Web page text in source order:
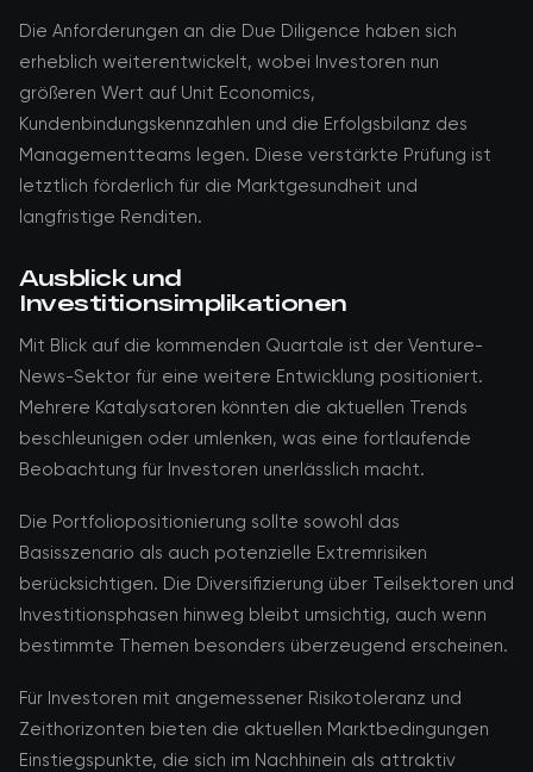
Die Anforderungen an die Due Diligence haben sich
erheblich weiterentwickelt, wobei Investoren nun
größeren Wert auf Unit Economics,
Kundenbindungskennzahlen und die Erfolgsbilanz des
Managementteams legen. Diese verstärkte Prüfung ist
letztlich förderlich für die Marktgesundheit und
langfristige Renditen.
Ausblick und
Investitionsimplikationen
Mit Blick auf die kommenden Quartale ist der Venture-
News-Sektor für eine weitere Entwicklung positioniert.
Mehrere Katalysatoren könnten die aktuellen Trends
beschleunigen oder umlenken, was eine fortlaufende
Beobachtung für Investoren unerlässlich macht.
Die Portfoliopositionierung sollte sowohl das
Basisszenario als auch potenzielle Extremrisiken
berücksichtigen. Die Diversifizierung über Teilsektoren und
Investitionsphasen hinweg bleibt umsichtig, auch wenn
bestimmte Themen besonders überzeugend erscheinen.
Für Investoren mit angemessener Risikotoleranz und
Zeithorizonten bieten die aktuellen Marktbedingungen
Einstiegspunkte, die sich im Nachhinein als attraktiv